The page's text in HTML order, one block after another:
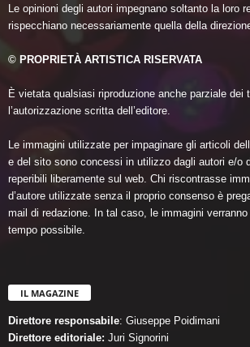
Le opinioni degli autori impegnano soltanto la loro
rispecchiano necessariamente quella della
© PROPRIETÀ ARTISTICA RISERVATA
È vietata qualsiasi riproduzione anche parziale dei
l’autorizzazione scritta dell’editore.
Le immagini utilizzate per impaginare gli articoli
e del sito sono concessi in utilizzo dagli autori e/o
reperibili liberamente sul web. Chi riscontrasse
d’autore utilizzate senza il proprio consenso è
mail di redazione. In tal caso, le immagini
tempo possibile.
IL MAGAZINE
Direttore responsabile: Giuseppe Poidimani
Direttore editoriale: Juri Signorini